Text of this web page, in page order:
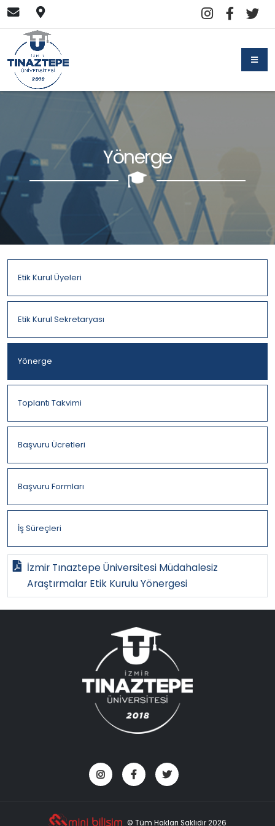
Yönerge
Etik Kurul Üyeleri
Etik Kurul Sekretaryası
Yönerge
Toplantı Takvimi
Başvuru Ücretleri
Başvuru Formları
İş Süreçleri
İzmir Tınaztepe Üniversitesi Müdahalesiz
Araştırmalar Etik Kurulu Yönergesi
© Tüm Hakları Saklıdır 2026